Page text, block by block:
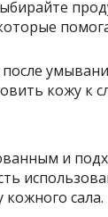
кожу к
и
сала.